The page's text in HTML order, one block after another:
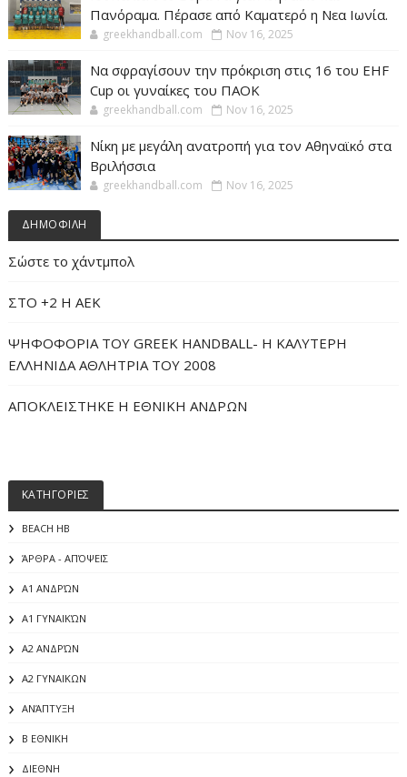
Πανόραμα. Πέρασε από Καματερό η Νεα Ιωνία.
greekhandball.com Nov 16, 2025
Να σφραγίσουν την πρόκριση στις 16 του EHF
Cup οι γυναίκες του ΠΑΟΚ
greekhandball.com Nov 16, 2025
Νίκη με μεγάλη ανατροπή για τον Αθηναϊκό στα
Βριλήσσια
greekhandball.com Nov 16, 2025
ΔΗΜΟΦΙΛΗ
Σώστε το χάντμπολ
ΣΤΟ +2 Η ΑΕΚ
ΨΗΦΟΦΟΡΙΑ ΤΟΥ GREEK HANDBALL- H ΚΑΛΥΤΕΡΗ
ΕΛΛΗΝΙΔΑ ΑΘΛΗΤΡΙΑ ΤΟΥ 2008
ΑΠΟΚΛΕΙΣΤΗΚΕ Η ΕΘΝΙΚΗ ΑΝΔΡΩΝ
ΚΑΤΗΓΟΡΙΕΣ
BEACH HB
ΆΡΘΡΑ - ΑΠΌΨΕΙΣ
Α1 ΑΝΔΡΏΝ
Α1 ΓΥΝΑΙΚΏΝ
Α2 ΑΝΔΡΏΝ
Α2 ΓΥΝΑΙΚΩΝ
ΑΝΆΠΤΥΞΗ
Β ΕΘΝΙΚΗ
ΔΙΕΘΝΗ